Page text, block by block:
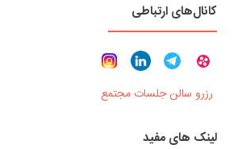
کانال‌های ارتباطی
رزرو سالن جلسات مجتمع
لینک های مفید